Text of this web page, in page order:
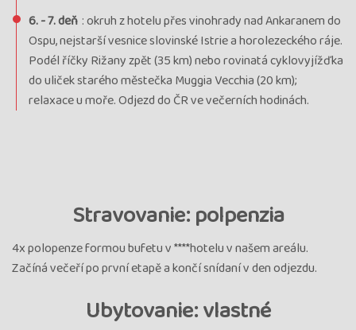
6. - 7. deň : okruh z hotelu přes vinohrady nad Ankaranem do
Ospu, nejstarší vesnice slovinské Istrie a horolezeckého ráje.
Podél říčky Rižany zpět (35 km) nebo rovinatá cyklovyjížďka
do uliček starého městečka Muggia Vecchia (20 km);
relaxace u moře. Odjezd do ČR ve večerních hodinách.
Stravovanie: polpenzia
4x polopenze formou bufetu v ****hotelu v našem areálu.
Začíná večeří po první etapě a končí snídaní v den odjezdu.
Ubytovanie: vlastné